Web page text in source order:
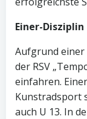
Einer-Disziplin
Aufgrund
der RSV
einfahren.
Kunstradsport
auch U 13. In